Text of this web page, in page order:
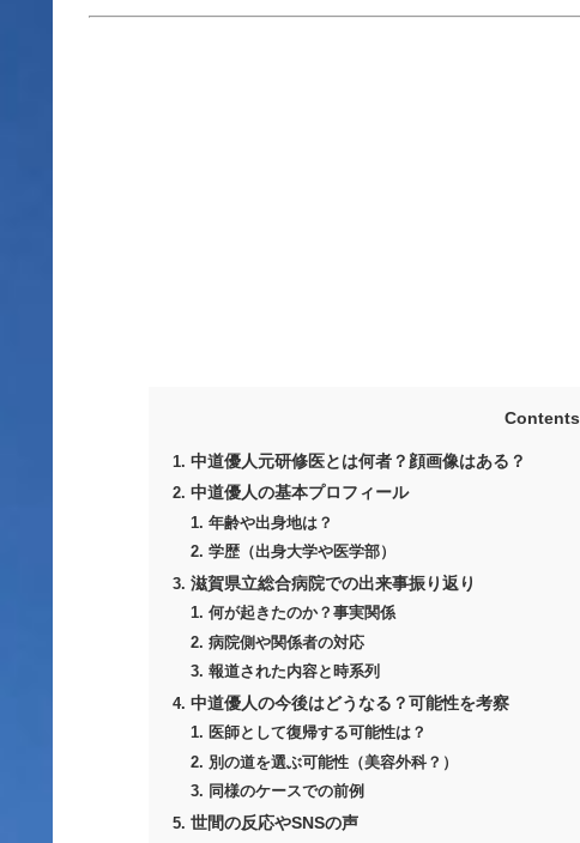
Contents
中道優人元研修医とは何者？顔画像はある？
中道優人の基本プロフィール
年齢や出身地は？
学歴（出身大学や医学部）
滋賀県立総合病院での出来事振り返り
何が起きたのか？事実関係
病院側や関係者の対応
報道された内容と時系列
中道優人の今後はどうなる？可能性を考察
医師として復帰する可能性は？
別の道を選ぶ可能性（美容外科？）
同様のケースでの前例
世間の反応やSNSの声